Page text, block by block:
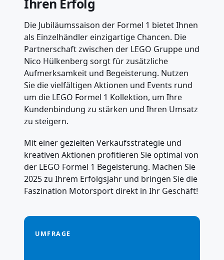
Die Jubiläumssaison der Formel 1 bietet Ihnen
als Einzelhändler einzigartige Chancen. Die
Partnerschaft zwischen der LEGO Gruppe und
Nico Hülkenberg sorgt für zusätzliche
Aufmerksamkeit und Begeisterung. Nutzen
Sie die vielfältigen Aktionen und Events rund
um die LEGO Formel 1 Kollektion, um Ihre
Kundenbindung zu stärken und Ihren Umsatz
zu steigern.
Mit einer gezielten Verkaufsstrategie und
kreativen Aktionen profitieren Sie optimal von
der LEGO Formel 1 Begeisterung. Machen Sie
2025 zu Ihrem Erfolgsjahr und bringen Sie die
Faszination Motorsport direkt in Ihr Geschäft!
UMFRAGE